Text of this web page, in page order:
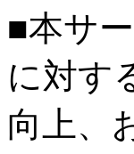
■本サ
に対す
向上、